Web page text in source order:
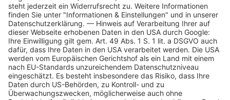
Kontakt:
SCHOMBURG GmbH & Co KG
Aquafinstraße 2–8
32760 Detmold
Deutschland
05231 953 - 00
05231 953 - 333